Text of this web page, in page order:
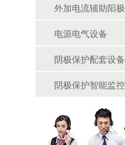
电源电气设备
阴极保护配套设备